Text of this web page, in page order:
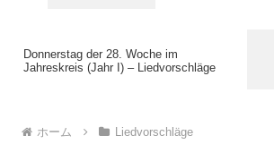
Donnerstag der 28. Woche im
Jahreskreis (Jahr I) – Liedvorschläge
ホーム Liedvorschläge